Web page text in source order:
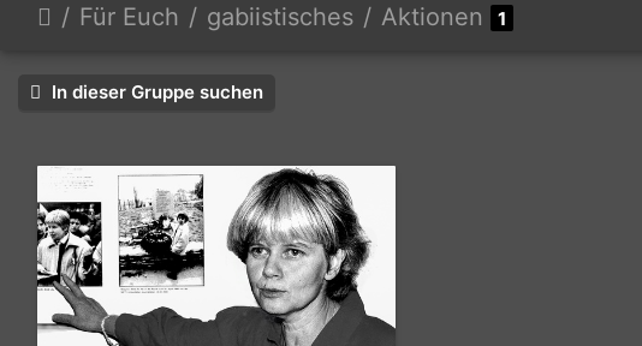
Für Euch gabiistisches Aktionen 1
In dieser Gruppe suchen